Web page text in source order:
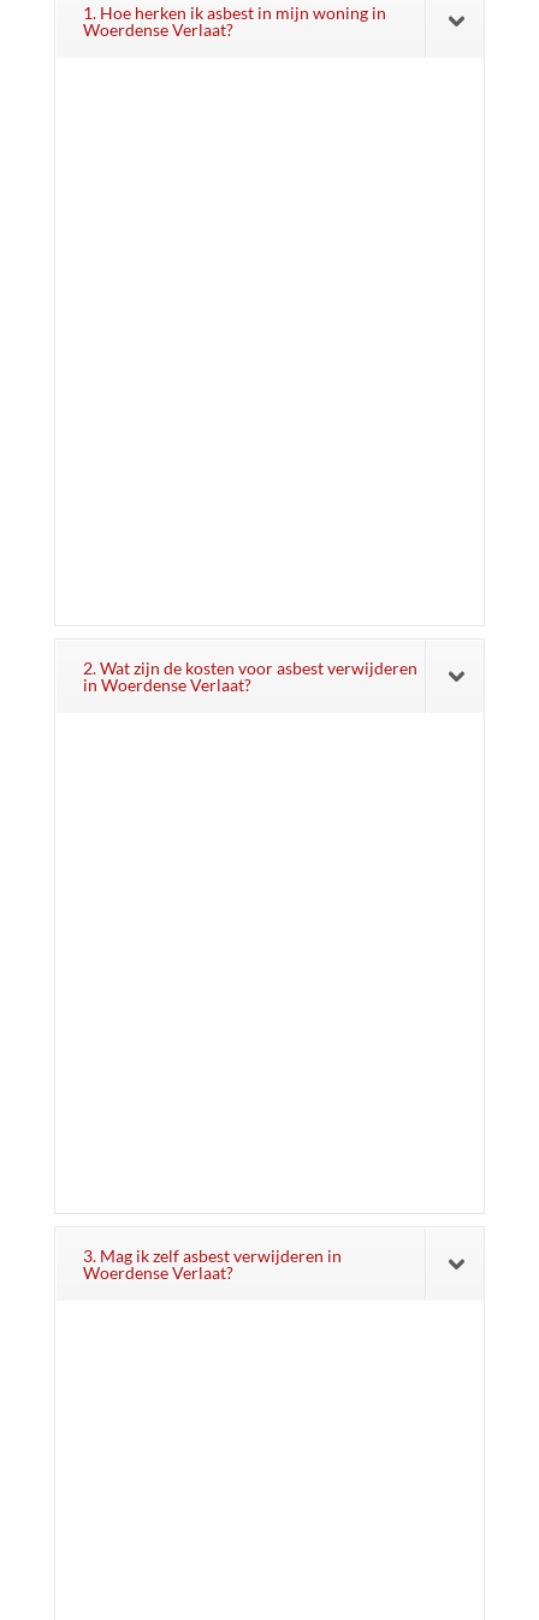
1. Hoe herken ik asbest in mijn woning in
Woerdense Verlaat?
2. Wat zijn de kosten voor asbest verwijderen
in Woerdense Verlaat?
3. Mag ik zelf asbest verwijderen in
Woerdense Verlaat?